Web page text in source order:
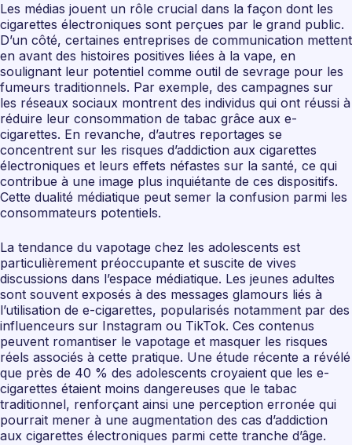
Les médias jouent un rôle crucial dans la façon dont les
cigarettes électroniques sont perçues par le grand public.
D’un côté, certaines entreprises de communication mettent
en avant des histoires positives liées à la vape, en
soulignant leur potentiel comme outil de sevrage pour les
fumeurs traditionnels. Par exemple, des campagnes sur
les réseaux sociaux montrent des individus qui ont réussi à
réduire leur consommation de tabac grâce aux e-
cigarettes. En revanche, d’autres reportages se
concentrent sur les risques d’addiction aux cigarettes
électroniques et leurs effets néfastes sur la santé, ce qui
contribue à une image plus inquiétante de ces dispositifs.
Cette dualité médiatique peut semer la confusion parmi les
consommateurs potentiels.
La tendance du vapotage chez les adolescents est
particulièrement préoccupante et suscite de vives
discussions dans l’espace médiatique. Les jeunes adultes
sont souvent exposés à des messages glamours liés à
l’utilisation de e-cigarettes, popularisés notamment par des
influenceurs sur Instagram ou TikTok. Ces contenus
peuvent romantiser le vapotage et masquer les risques
réels associés à cette pratique. Une étude récente a révélé
que près de 40 % des adolescents croyaient que les e-
cigarettes étaient moins dangereuses que le tabac
traditionnel, renforçant ainsi une perception erronée qui
pourrait mener à une augmentation des cas d’addiction
aux cigarettes électroniques parmi cette tranche d’âge.